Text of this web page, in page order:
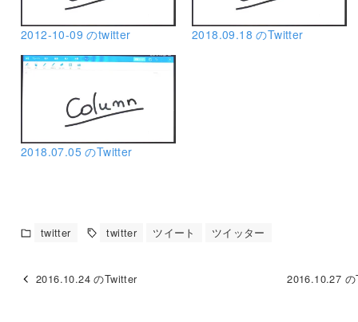
2012-10-09 のtwitter 2018.09.18 のTwitter
2018.07.05 のTwitter
twitter twitter ツイート ツイッター
2016.10.24 のTwitter 2016.10.27